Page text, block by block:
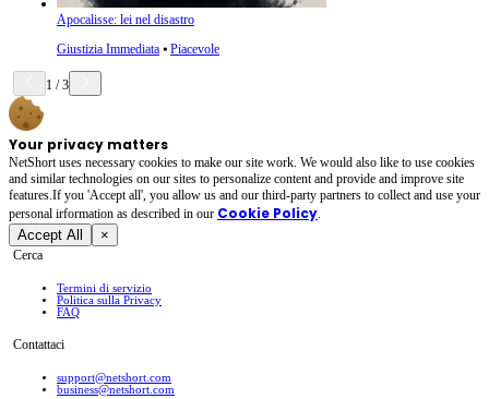
Apocalisse: lei nel disastro
Giustizia Immediata ⦁ Piacevole
1 /3
Your privacy matters
NetShort uses necessary cookies to make our site work. We would also like to use cookies
and similar technologies on our sites to personalize content and provide and improve site
features.If you 'Accept all', you allow us and our third-party partners to collect and use your
personal irformation as described in our Cookie Policy.
Accept All ×
Cerca
Termini di servizio
Politica sulla Privacy
FAQ
Contattaci
support@netshort.com
business@netshort.com